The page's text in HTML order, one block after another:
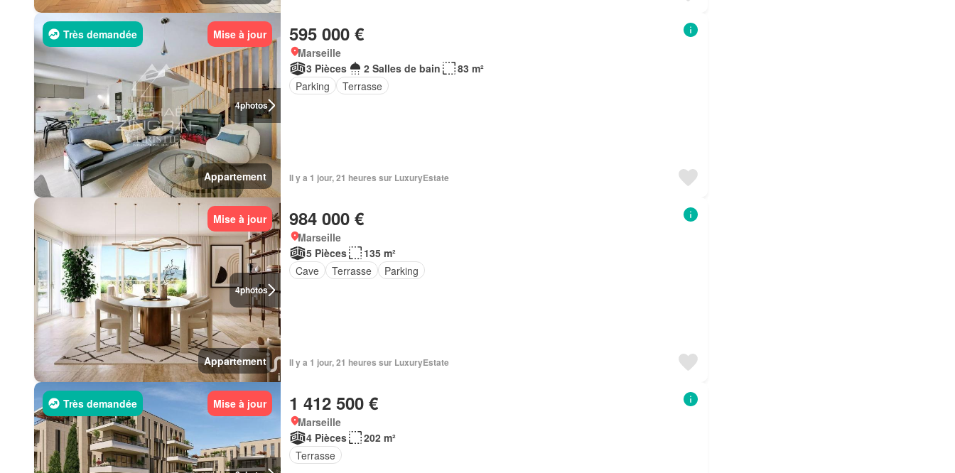
4photos
Très demandée Mise à jour
Appartement
595 000 €
Marseille
3 Pièces
2 Salles de bain
83 m²
Parking
Terrasse
Il y a 1 jour, 21 heures sur LuxuryEstate
4photos
Mise à jour
Appartement
984 000 €
Marseille
5 Pièces
135 m²
Cave
Terrasse Parking
Il y a 1 jour, 21 heures sur LuxuryEstate
Très demandée Mise à jour 1 412 500 €
Marseille
4 Pièces
202 m²
Terrasse